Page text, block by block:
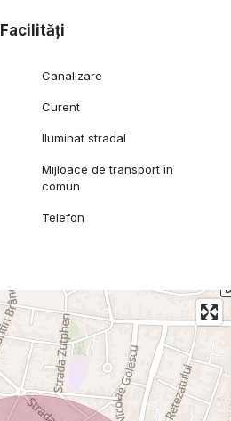
Facilități
Canalizare
Curent
Iluminat stradal
Mijloace de transport în
comun
Telefon